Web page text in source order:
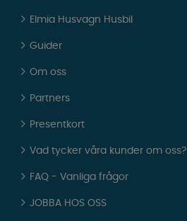
Elmia Husvagn Husbil
Guider
Om oss
Partners
Presentkort
Vad tycker våra kunder om oss?
FAQ - Vanliga frågor
JOBBA HOS OSS